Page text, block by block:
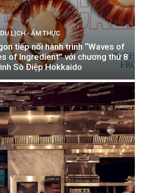
DU LỊCH - ẨM THỰC
tiếp nối hành trình “Waves of
of Ingredient” với chương thứ 8
Sò Điệp Hokkaido